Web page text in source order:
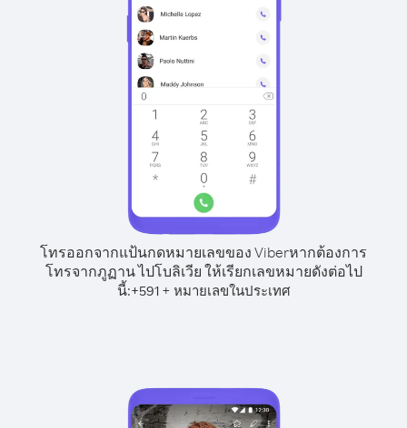
โทรออกจากแป้นกดหมายเลขของ Viberหากต้องการ
โทรจากภูฏาน ไปโบลิเวีย ให้เรียกเลขหมายดังต่อไป
นี้:+591+ หมายเลขในประเทศ